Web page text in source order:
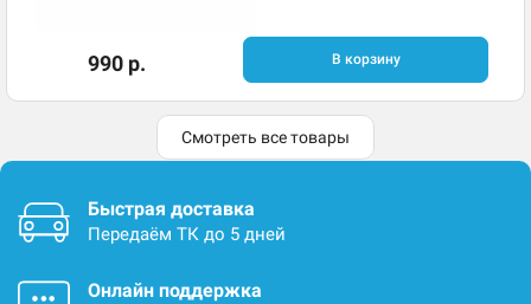
990 р. В корзину
Смотреть все товары
Быстрая доставка
Передаём ТК до 5 дней
Онлайн поддержка